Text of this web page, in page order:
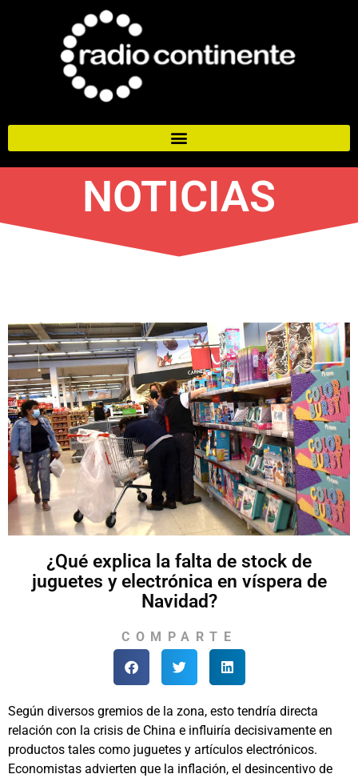
NOTICIAS
¿Qué explica la falta de stock de
juguetes y electrónica en víspera de
Navidad?
COMPARTE
Según diversos gremios de la zona, esto tendría directa
relación con la crisis de China e influiría decisivamente en
productos tales como juguetes y artículos electrónicos.
Economistas advierten que la inflación, el desincentivo de